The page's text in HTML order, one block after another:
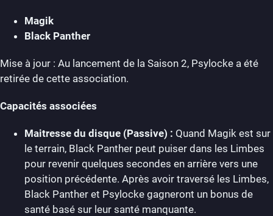
Magik
Black Panther
Mise à jour : Au lancement de la Saison 2, Psylocke a été
retirée de cette association.
Capacités associées
Maitresse du disque (Passive) : Quand Magik est sur
le terrain, Black Panther peut puiser dans les Limbes
pour revenir quelques secondes en arrière vers une
position précédente. Après avoir traversé les Limbes,
Black Panther et Psylocke gagneront un bonus de
santé basé sur leur santé manquante.